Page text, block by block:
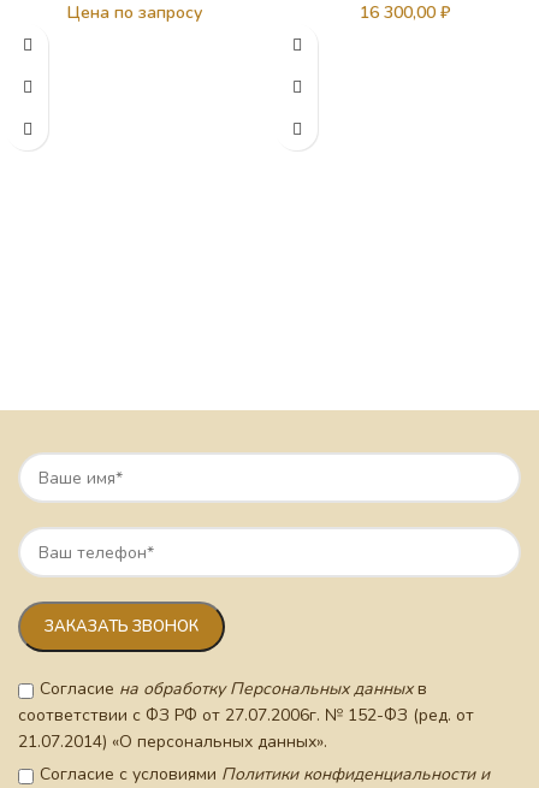
Цена по запросу 16 300,00 ₽
Согласие на обработку Персональных данныхв
соответствии с ФЗ РФ от 27.07.2006г. № 152-ФЗ (ред. от
21.07.2014) «О персональных данных».
Согласие с условиями Политики конфиденциальности и